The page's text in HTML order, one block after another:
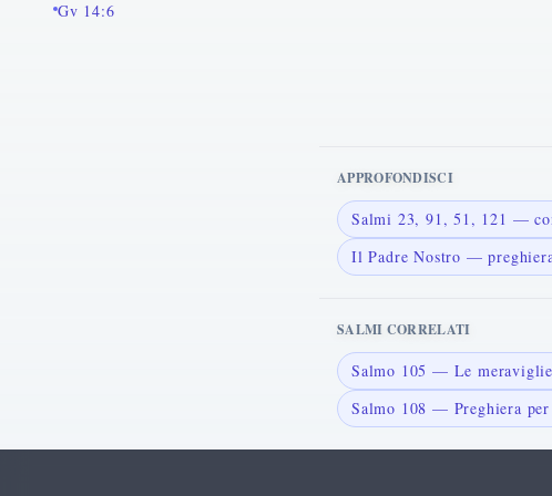
Gv 14:6
APPROFONDISCI
Salmi 23, 91, 51, 121 —
Il Padre Nostro —
SALMI CORRELATI
Salmo 105 — Le
Salmo 108 — Preghiera